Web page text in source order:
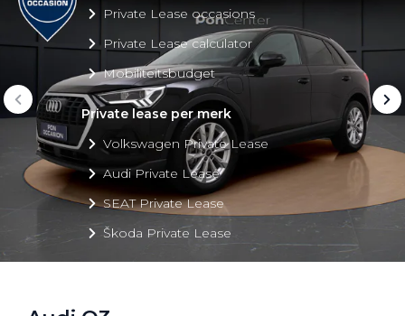
Private Lease occasions
Private Lease calculator
Mobiliteitsbudget
Private lease per merk
Volkswagen Private Lease
Audi Private Lease
SEAT Private Lease
Škoda Private Lease